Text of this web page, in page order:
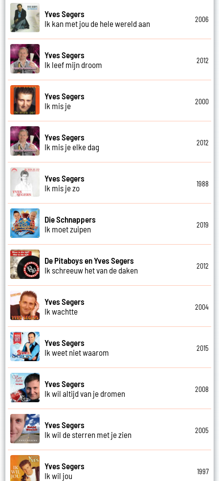
Yves Segers
Ik kan met jou de hele wereld aan
2006
Yves Segers
Ik leef mijn droom
2012
Yves Segers
Ik mis je
2000
Yves Segers
Ik mis je elke dag
2012
Yves Segers
Ik mis je zo
1988
Die Schnappers
Ik moet zuipen
2019
De Pitaboys en Yves Segers
Ik schreeuw het van de daken
2012
Yves Segers
Ik wachtte
2004
Yves Segers
Ik weet niet waarom
2015
Yves Segers
Ik wil altijd van je dromen
2008
Yves Segers
Ik wil de sterren met je zien
2005
Yves Segers
Ik wil jou
1997